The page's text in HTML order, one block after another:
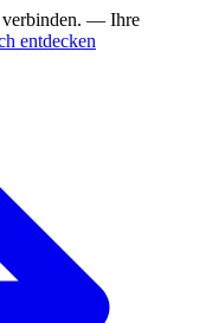
verbinden. — Ihre
entdecken